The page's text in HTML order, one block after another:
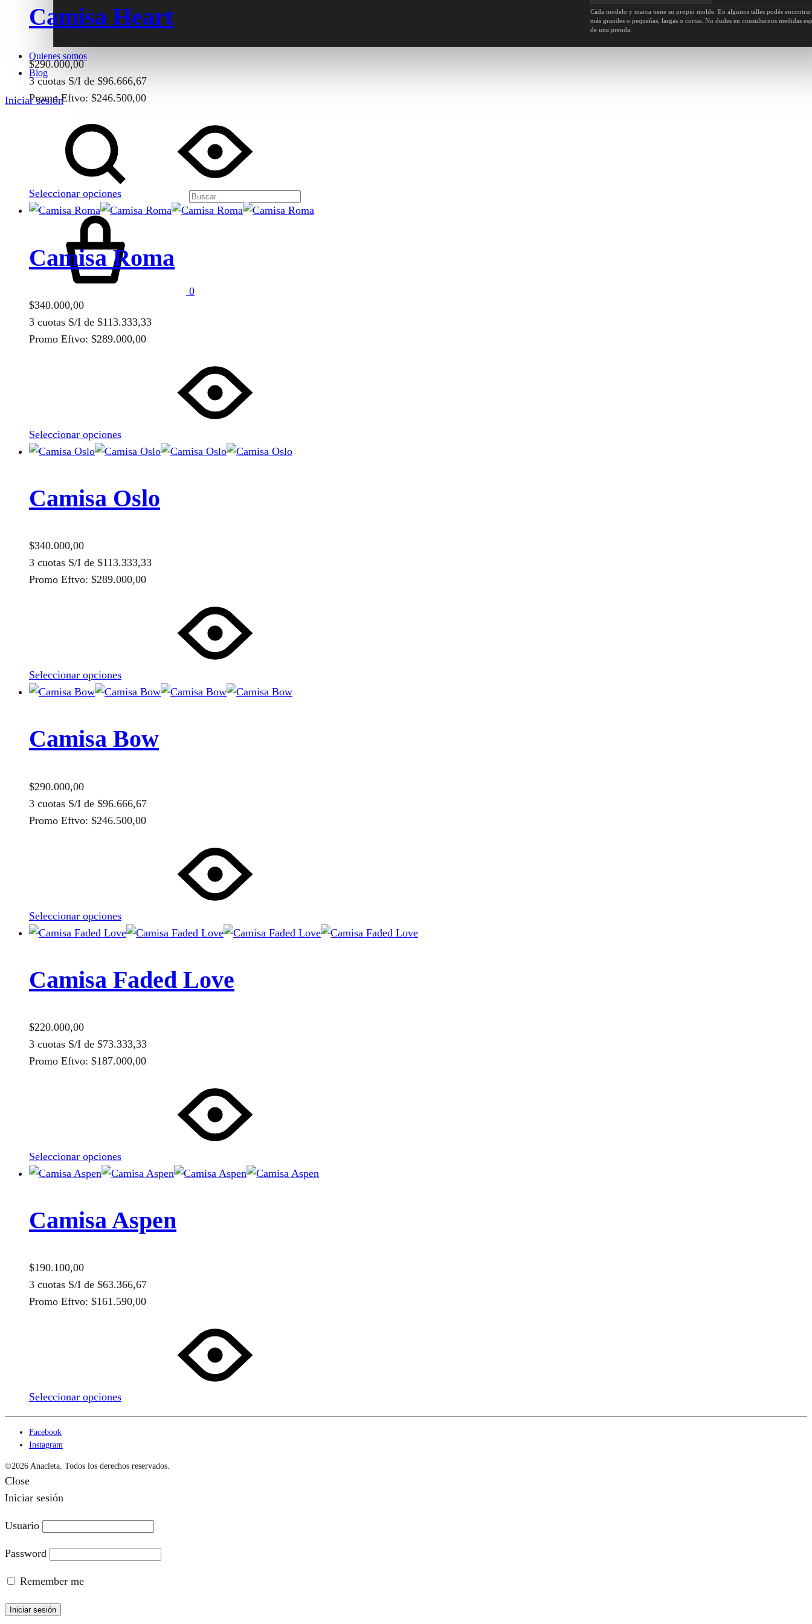
Cada modelo y marca tiene su propio molde. En algunos talles podés
más grandes o pequeñas, largas o cortas. No dudes en consultarnos medidas
de una prenda.
Quienes somos
Blog
Iniciar sesión
Cart
0
Camisa Heart
$290.000,00
3 cuotas S/I de $96.666,67
Promo Eftvo: $246.500,00
Seleccionar opciones
variantes.
opciones
pueden
elegir
página
de
Camisa Roma
$340.000,00
3 cuotas S/I de $113.333,33
Promo Eftvo: $289.000,00
Seleccionar opciones
opciones
pueden
elegir
página
de
Camisa Oslo
$340.000,00
3 cuotas S/I de $113.333,33
Promo Eftvo: $289.000,00
Seleccionar opciones
opciones
pueden
elegir
página
de
Camisa Bow
$290.000,00
3 cuotas S/I de $96.666,67
Promo Eftvo: $246.500,00
Seleccionar opciones
opciones
pueden
elegir
página
de
Camisa Faded Love
$220.000,00
3 cuotas S/I de $73.333,33
Promo Eftvo: $187.000,00
Seleccionar opciones
opciones
elegir
página
de
Camisa Aspen
$190.100,00
3 cuotas S/I de $63.366,67
Promo Eftvo: $161.590,00
Seleccionar opciones
opciones
elegir
página
Facebook
Instagram
©2026 Anacleta. Todos los derechos reservados.
Close
Iniciar sesión
Usuario
Password
Remember me
Iniciar sesión